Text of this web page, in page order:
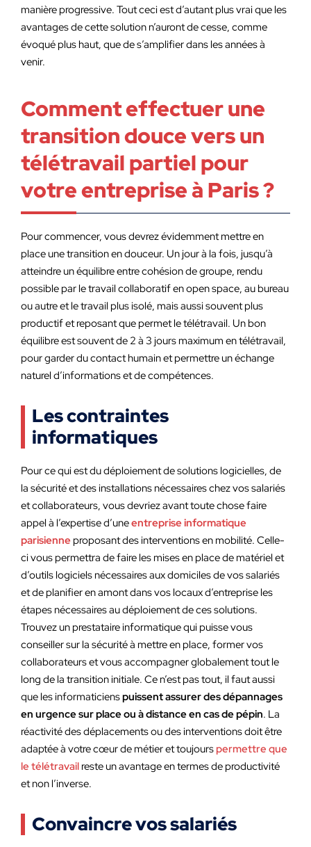
manière progressive. Tout ceci est d’autant plus vrai que les
avantages de cette solution n’auront de cesse, comme
évoqué plus haut, que de s’amplifier dans les années à
venir.
Comment effectuer une
transition douce vers un
télétravail partiel pour
votre entreprise à Paris ?
Pour commencer, vous devrez évidemment mettre en
place une transition en douceur. Un jour à la fois, jusqu’à
atteindre un équilibre entre cohésion de groupe, rendu
possible par le travail collaboratif en open space, au bureau
ou autre et le travail plus isolé, mais aussi souvent plus
productif et reposant que permet le télétravail. Un bon
équilibre est souvent de 2 à 3 jours maximum en télétravail,
pour garder du contact humain et permettre un échange
naturel d’informations et de compétences.
Les contraintes
informatiques
Pour ce qui est du déploiement de solutions logicielles, de
la sécurité et des installations nécessaires chez vos salariés
et collaborateurs, vous devriez avant toute chose faire
appel à l’expertise d’uneentreprise informatique
parisienne proposant des interventions en mobilité. Celle-
ci vous permettra de faire les mises en place de matériel et
d’outils logiciels nécessaires aux domiciles de vos salariés
et de planifier en amont dans vos locaux d’entreprise les
étapes nécessaires au déploiement de ces solutions.
Trouvez un prestataire informatique qui puisse vous
conseiller sur la sécurité à mettre en place, former vos
collaborateurs et vous accompagner globalement tout le
long de la transition initiale. Ce n’est pas tout, il faut aussi
que les informaticienspuissent assurer des dépannages
en urgence sur place ou à distance en cas de pépin. La
réactivité des déplacements ou des interventions doit être
adaptée à votre cœur de métier et toujours permettre que
le télétravail reste un avantage en termes de productivité
et non l’inverse.
Convaincre vos salariés